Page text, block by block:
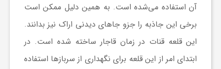
آن استفاده می‌شده است. به همین دلیل ممکن است
برخی این جاذبه را جزو جاهای دیدنی اراک نیز بدانند.
این قلعه قنات در زمان قاجار ساخته شده است. در
ابتدای امر از این قلعه برای نگهداری از سربازها استفاده